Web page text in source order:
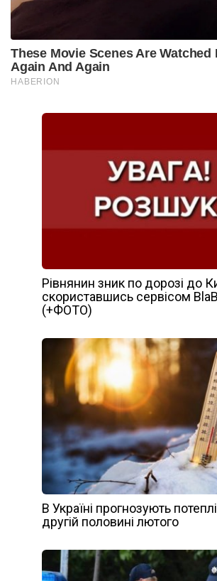
Рівнянин зник по дорозі до
скориставшись сервісом
(+ФОТО)
В Україні прогнозують
другій половині лютого